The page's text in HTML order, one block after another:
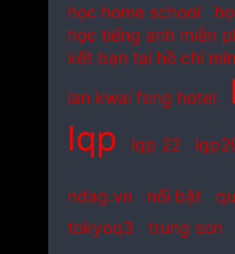
học home school
học tiếng anh miễn
kết bạn tại hồ chí
lan kwai fong hotel
lqp lqp 22
ndag.vn nổi bật
tokyoq3
trung son